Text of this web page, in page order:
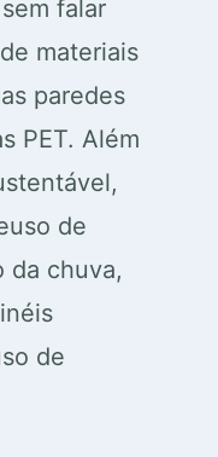
falar
materiais
paredes
PET. Além
de
da chuva,
de